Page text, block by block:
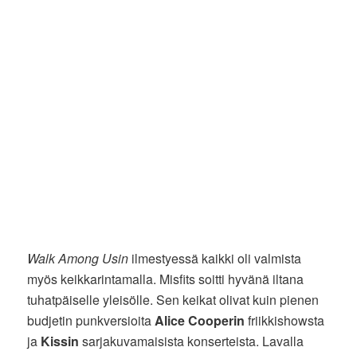
Walk Among Usin ilmestyessä kaikki oli valmista
myös keikkarintamalla. Misfits soitti hyvänä iltana
tuhatpäiselle yleisölle. Sen keikat olivat kuin pienen
budjetin punkversioita Alice Cooperin friikkishowsta
ja Kissin sarjakuvamaisista konserteista. Lavalla